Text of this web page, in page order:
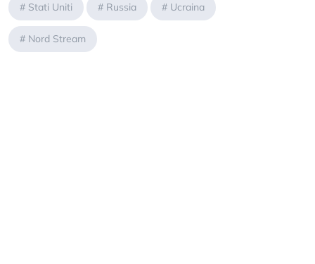
# Stati Uniti # Russia # Ucraina
# Nord Stream